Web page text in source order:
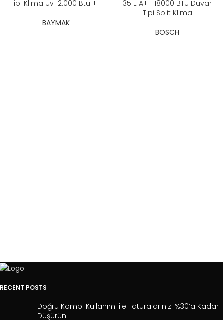
Tipi Klima Uv 12.000 Btu ++
BAYMAK
35 E A++ 18000 BTU Duvar
Tipi Split Klima
BOSCH
RECENT POSTS
Doğru Kombi Kullanımı ile Faturalarınızı %30’a Kadar
Düşürün!